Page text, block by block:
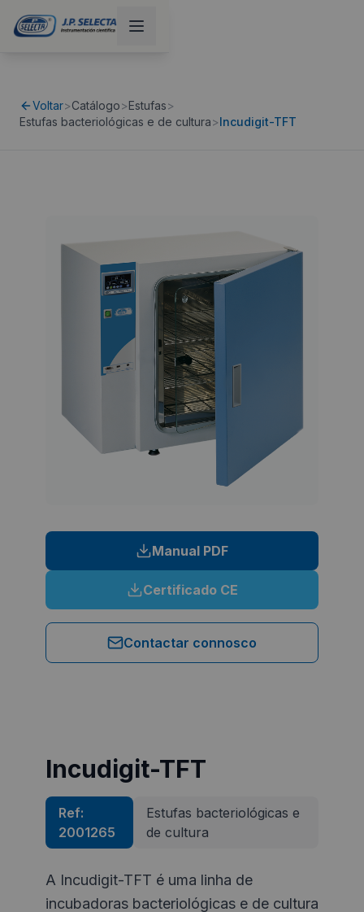
Voltar>Catálogo>Estufas>
Estufas bacteriológicas e de cultura>Incudigit-TFT
Manual PDF
Certificado CE
Contactar connosco
Incudigit-TFT
Ref:
2001265
Estufas bacteriológicas e
de cultura
A Incudigit-TFT é uma linha de
incubadoras bacteriológicas e de cultura